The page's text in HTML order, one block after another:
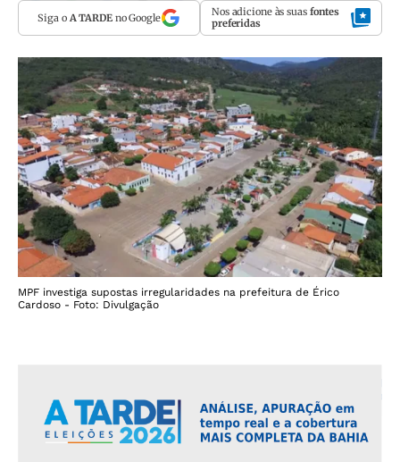
Siga o A TARDEno Google Nos adicione às suas fontes
preferidas
MPF investiga supostas irregularidades na prefeitura de Érico
Cardoso - Foto: Divulgação